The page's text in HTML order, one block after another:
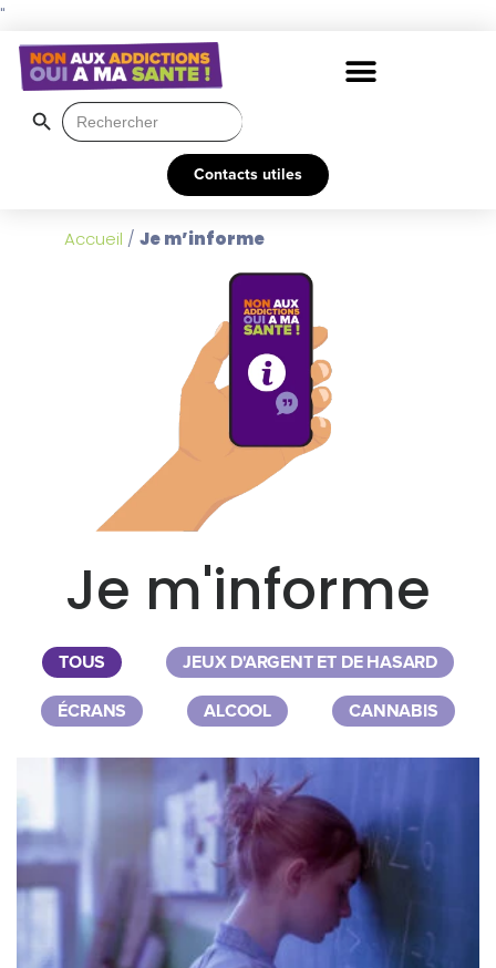
"
Search
for:
Search Button
Contacts utiles
Accueil / Je m’informe
Je m'informe
TOUS JEUX D'ARGENT ET DE HASARD
ÉCRANS ALCOOL CANNABIS